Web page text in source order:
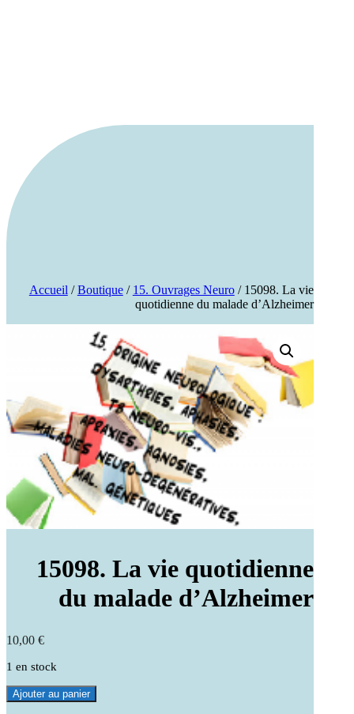
Accueil /Boutique/ 15. Ouvrages Neuro/ 15098. La vie
quotidienne du malade d’Alzheimer
15098. La vie quotidienne
du malade d’Alzheimer
10,00 €
1 en stock
quantité
de
Ajouter au panier